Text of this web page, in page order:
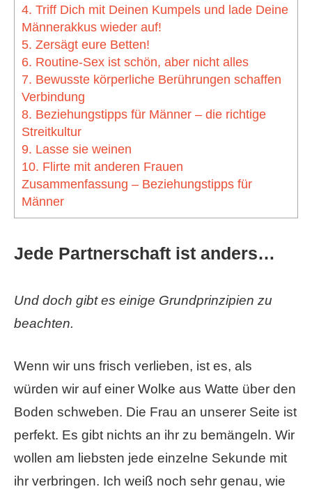
4. Triff Dich mit Deinen Kumpels und lade Deine
Männerakkus wieder auf!
5. Zersägt eure Betten!
6. Routine-Sex ist schön, aber nicht alles
7. Bewusste körperliche Berührungen schaffen
Verbindung
8. Beziehungstipps für Männer – die richtige
Streitkultur
9. Lasse sie weinen
10. Flirte mit anderen Frauen
Zusammenfassung – Beziehungstipps für
Männer
Jede Partnerschaft ist anders…
Und doch gibt es einige Grundprinzipien zu
beachten.
Wenn wir uns frisch verlieben, ist es, als
würden wir auf einer Wolke aus Watte über den
Boden schweben. Die Frau an unserer Seite ist
perfekt. Es gibt nichts an ihr zu bemängeln. Wir
wollen am liebsten jede einzelne Sekunde mit
ihr verbringen. Ich weiß noch sehr genau, wie